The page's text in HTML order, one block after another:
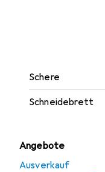
Schere
Schneidebrett
Angebote
Ausverkauf